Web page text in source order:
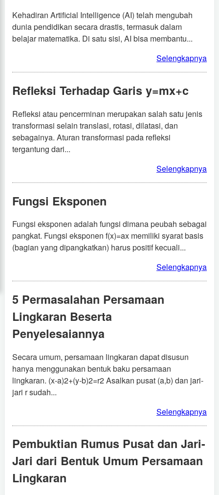
Kehadiran Artificial Intelligence (AI) telah mengubah
dunia pendidikan secara drastis, termasuk dalam
belajar matematika. Di satu sisi, AI bisa membantu...
Selengkapnya
Refleksi Terhadap Garis y=mx+c
Refleksi atau pencerminan merupakan salah satu jenis
transformasi selain translasi, rotasi, dilatasi, dan
sebagainya. Aturan transformasi pada refleksi
tergantung dari...
Selengkapnya
Fungsi Eksponen
Fungsi eksponen adalah fungsi dimana peubah sebagai
pangkat. Fungsi eksponen f(x)=ax memiliki syarat basis
(bagian yang dipangkatkan) harus positif kecuali...
Selengkapnya
5 Permasalahan Persamaan
Lingkaran Beserta
Penyelesaiannya
Secara umum, persamaan lingkaran dapat disusun
hanya menggunakan bentuk baku persamaan
lingkaran. (x-a)2+(y-b)2=r2 Asalkan pusat (a,b) dan jari-
jari r sudah...
Selengkapnya
Pembuktian Rumus Pusat dan Jari-
Jari dari Bentuk Umum Persamaan
Lingkaran